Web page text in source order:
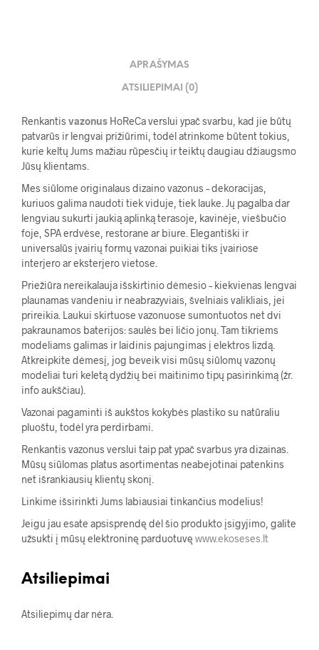
APRAŠYMAS
ATSILIEPIMAI (0)
Renkantis vazonus HoReCa verslui ypač svarbu, kad jie būtų
patvarūs ir lengvai prižiūrimi, todėl atrinkome būtent tokius,
kurie keltų Jums mažiau rūpesčių ir teiktų daugiau džiaugsmo
Jūsų klientams.
Mes siūlome originalaus dizaino vazonus – dekoracijas,
kuriuos galima naudoti tiek viduje, tiek lauke. Jų pagalba dar
lengviau sukurti jaukią aplinką terasoje, kavinėje, viešbučio
foje, SPA erdvėse, restorane ar biure. Elegantiški ir
universalūs įvairių formų vazonai puikiai tiks įvairiose
interjero ar eksterjero vietose.
Priežiūra nereikalauja išskirtinio dėmesio – kiekvienas lengvai
plaunamas vandeniu ir neabrazyviais, švelniais valikliais, jei
prireikia. Laukui skirtuose vazonuose sumontuotos net dvi
pakraunamos baterijos: saulės bei ličio jonų. Tam tikriems
modeliams galimas ir laidinis pajungimas į elektros lizdą.
Atkreipkite dėmesį, jog beveik visi mūsų siūlomų vazonų
modeliai turi keletą dydžių bei maitinimo tipų pasirinkimą (žr.
info aukščiau).
Vazonai pagaminti iš aukštos kokybės plastiko su natūraliu
pluoštu, todėl yra perdirbami.
Renkantis vazonus verslui taip pat ypač svarbus yra dizainas.
Mūsų siūlomas platus asortimentas neabejotinai patenkins
net išrankiausių klientų skonį.
Linkime išsirinkti Jums labiausiai tinkančius modelius!
Jeigu jau esate apsisprendę dėl šio produkto įsigyjimo, galite
užsukti į mūsų elektroninę parduotuvę www.ekoseses.lt
Atsiliepimai
Atsiliepimų dar nėra.